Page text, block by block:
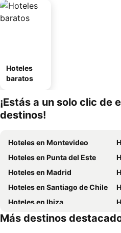
Hoteles
baratos
¡Estás a un solo clic de
destinos!
Hoteles en Montevideo
Hoteles en Punta del Este
Hoteles en Madrid
Hoteles en Santiago de Chile
Hoteles en Ibiza
Hoteles en Isla de Miconos
Más destinos